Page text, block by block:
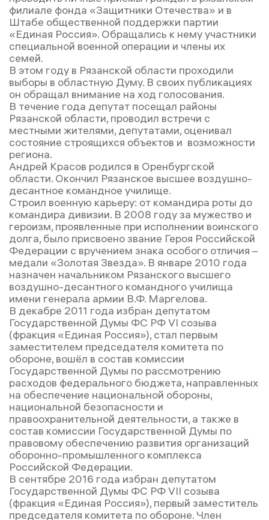
филиале фонда «Защитники Отечества» и в
Штабе общественной поддержки партии
«Единая Россия». Обращались к нему участники
специальной военной операции и члены их
семей.
В этом году в Рязанской области проходили
выборы в областную Думу. В своих публикациях
он обращал внимание на ход голосования.
В течение года депутат посещал районы
Рязанской области, проводил встречи с
местными жителями, депутатами, оценивал
состояние строящихся объектов и возможности
региона.
Андрей Красов родился в Оренбургской
области. Окончил Рязанское высшее воздушно-
десантное командное училище.
Строил военную карьеру: от командира роты до
командира дивизии. В 2008 году за мужество и
героизм, проявленные при исполнении воинского
долга, было присвоено звание Героя Российской
Федерации с вручением знака особого отличия –
медали «Золотая Звезда». В январе 2010 года
назначен начальником Рязанского высшего
воздушно-десантного командного училища
имени генерала армии В.Ф. Маргелова.
В декабре 2011 года избран депутатом
Государственной Думы ФС РФ VI созыва
(фракция «Единая Россия»), стал первым
заместителем председателя комитета по
обороне, вошёл в состав комиссии
Государственной Думы по рассмотрению
расходов федерального бюджета, направленных
на обеспечение национальной обороны,
национальной безопасности и
правоохранительной деятельности, а также в
состав комиссии Государственной Думы по
правовому обеспечению развития организаций
оборонно-промышленного комплекса
Российской Федерации.
В сентябре 2016 года избран депутатом
Государственной Думы ФС РФ VII созыва
(фракция «Единая Россия»), первый заместитель
председателя комитета по обороне. Член